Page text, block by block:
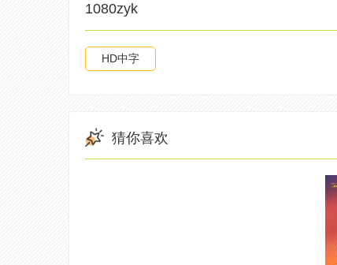
1080zyk
HD中字
猜你喜欢